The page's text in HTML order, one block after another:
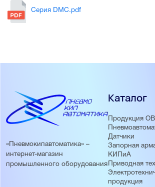
Серия DMC.pdf
«Пневмокипавтоматика» –
интернет-магазин
промышленного оборудования
Каталог
Продукция
Датчики
Запорная
КИПиА
Приводная
продукция